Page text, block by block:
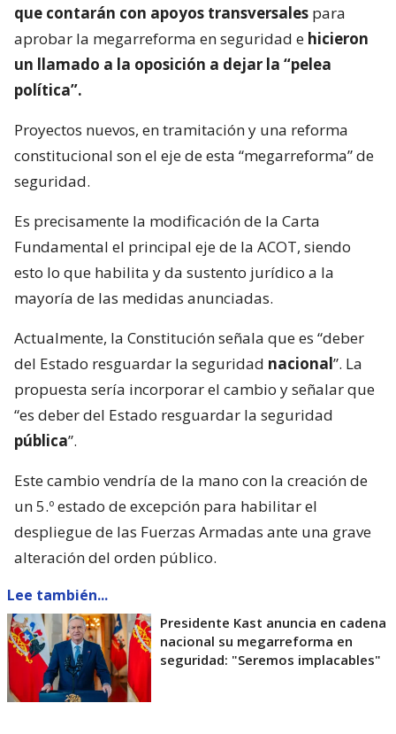
que contarán con apoyos transversales para
aprobar la megarreforma en seguridad e hicieron
un llamado a la oposición a dejar la “pelea
política”.
Proyectos nuevos, en tramitación y una reforma
constitucional son el eje de esta “megarreforma” de
seguridad.
Es precisamente la modificación de la Carta
Fundamental el principal eje de la ACOT, siendo
esto lo que habilita y da sustento jurídico a la
mayoría de las medidas anunciadas.
Actualmente, la Constitución señala que es “deber
del Estado resguardar la seguridad nacional”. La
propuesta sería incorporar el cambio y señalar que
“es deber del Estado resguardar la seguridad
pública”.
Este cambio vendría de la mano con la creación de
un 5.º estado de excepción para habilitar el
despliegue de las Fuerzas Armadas ante una grave
alteración del orden público.
Lee también...
Presidente Kast anuncia en cadena
nacional su megarreforma en
seguridad: "Seremos implacables"